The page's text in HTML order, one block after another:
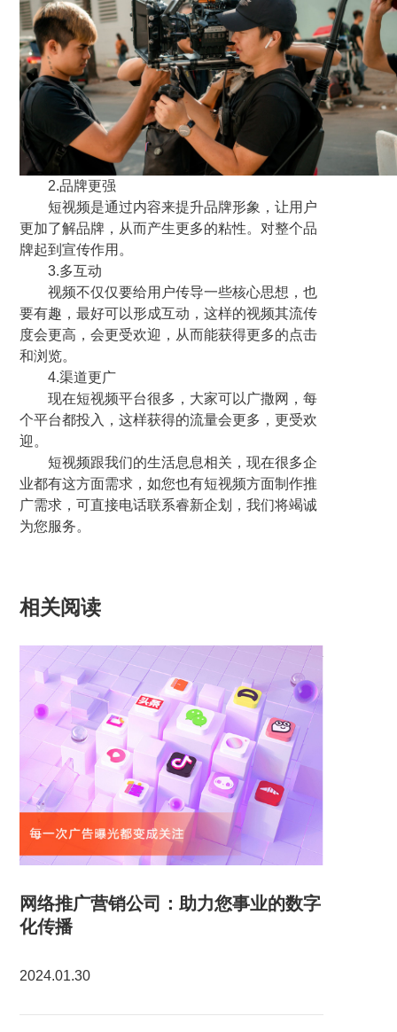
2.品牌更强
短视频是通过内容来提升品牌形象，让用户
更加了解品牌，从而产生更多的粘性。对整个品
牌起到宣传作用。
3.多互动
视频不仅仅要给用户传导一些核心思想，也
要有趣，最好可以形成互动，这样的视频其流传
度会更高，会更受欢迎，从而能获得更多的点击
和浏览。
4.渠道更广
现在短视频平台很多，大家可以广撒网，每
个平台都投入，这样获得的流量会更多，更受欢
迎。
短视频跟我们的生活息息相关，现在很多企
业都有这方面需求，如您也有短视频方面制作推
广需求，可直接电话联系睿新企划，我们将竭诚
为您服务。
相关阅读
网络推广营销公司：助力您事业的数字
化传播
2024.01.30